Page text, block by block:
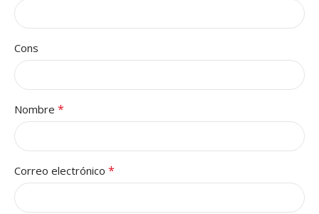
Cons
Nombre *
Correo electrónico *